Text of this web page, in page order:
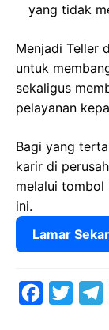
yang tidak
Menjadi Teller
untuk
sekaligus
pelayanan
Bagi yang
karir di
melalui tombol
ini.
Lamar